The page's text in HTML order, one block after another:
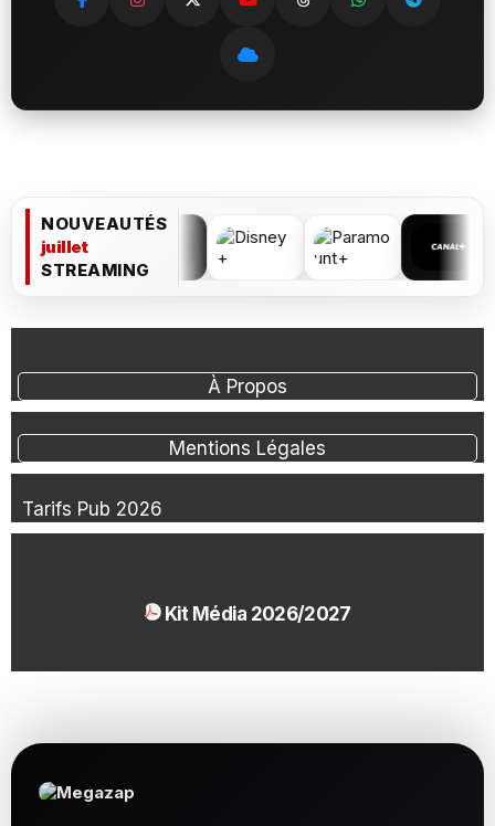
NOUVEAUTÉS
juillet
STREAMING
À Propos
Mentions Légales
Tarifs Pub 2026
Kit Média 2026/2027